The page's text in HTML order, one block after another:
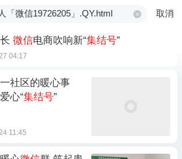
取消
微信电商吹响新“集结号”
04:17
社区的暖心事
心“集结号”
11:45